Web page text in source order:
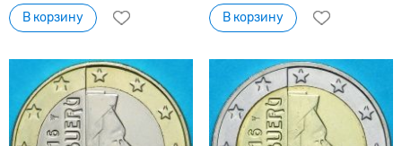
В корзину В корзину